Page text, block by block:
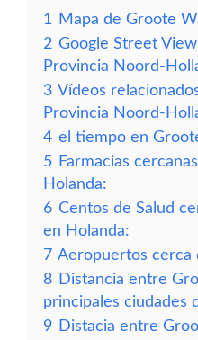
1
Mapa de Groote
2 Google Street
Provincia Noord-
3 Vídeos
Provincia Noord-
4 el tiempo en
5 Farmacias
Holanda:
6 Centos de Salud
en Holanda:
7 Aeropuertos cerca
8 Distancia entre
principales ciudades
9 Distacia entre